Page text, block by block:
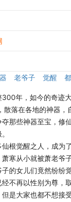
老爷子 觉醒
年，如今的奇迹
散落在各地的神器
那些神器至宝，
根觉醒之人，成
寒从小就被萧老爷
的女儿们竟然纷
不再以性别为尊，
是大家也都不想